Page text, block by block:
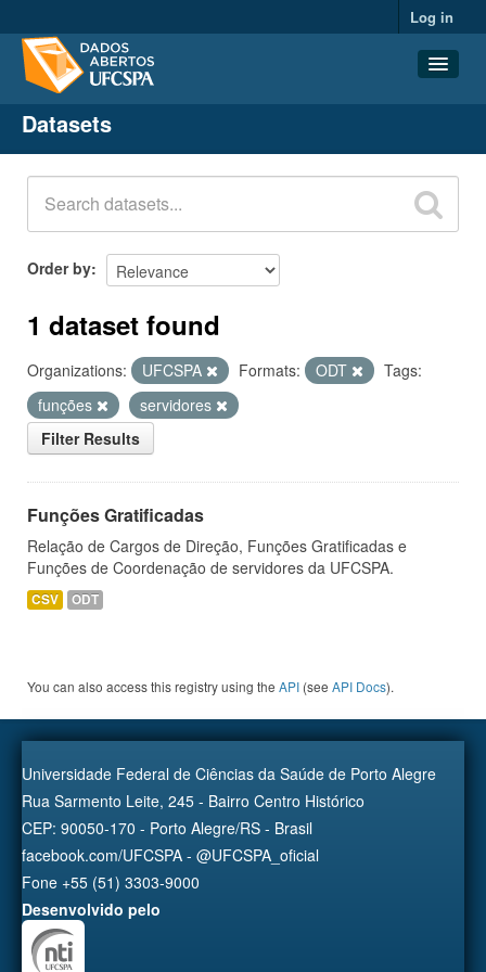
Log in
Datasets
Organizations
Groups
About
Datasets
Order by
1 dataset found
Organizations: UFCSPA Formats: ODT
Tags:
funções
servidores
Filter Results
Funções Gratificadas
Relação de Cargos de Direção, Funções Gratificadas e
Funções de Coordenação de servidores da UFCSPA.
CSV ODT
You can also access this registry using the API (see API Docs).
Universidade Federal de Ciências da Saúde de Porto Alegre
Rua Sarmento Leite, 245 - Bairro Centro Histórico
CEP: 90050-170 - Porto Alegre/RS - Brasil
facebook.com/UFCSPA - @UFCSPA_oficial
Fone +55 (51) 3303-9000
Desenvolvido pelo